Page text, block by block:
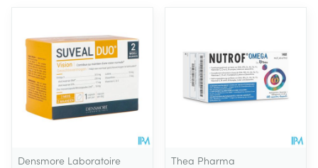
Densmore Laboratoire
Thea Pharma